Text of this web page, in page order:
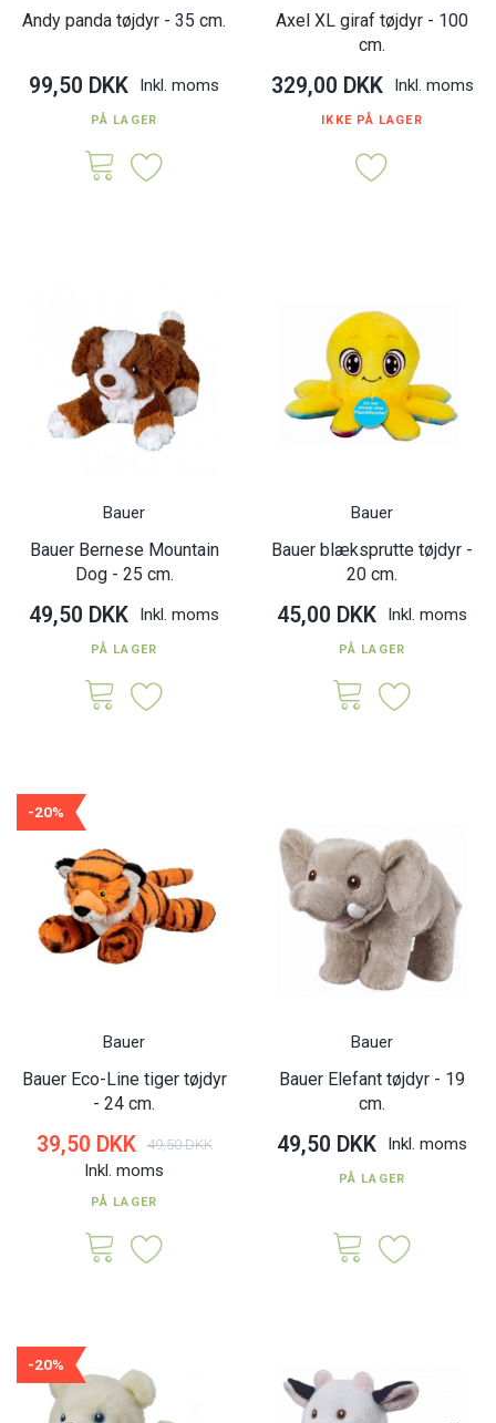
Andy panda tøjdyr - 35 cm.
99,50 DKK Inkl. moms
PÅ LAGER
Axel XL giraf tøjdyr - 100
cm.
329,00 DKK Inkl. moms
IKKE PÅ LAGER
Bauer
Bauer Bernese Mountain
Dog - 25 cm.
49,50 DKK Inkl. moms
PÅ LAGER
Bauer
Bauer blæksprutte tøjdyr -
20 cm.
45,00 DKK Inkl. moms
PÅ LAGER
-20%
Bauer
Bauer Eco-Line tiger tøjdyr
- 24 cm.
39,50 DKK 49,50 DKK
Inkl. moms
PÅ LAGER
Bauer
Bauer Elefant tøjdyr - 19
cm.
49,50 DKK Inkl. moms
PÅ LAGER
-20%